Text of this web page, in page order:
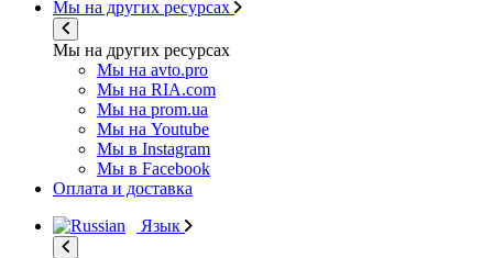
Мы на других ресурсах
Мы на других ресурсах
Мы на avto.pro
Мы на RIA.com
Мы на prom.ua
Мы на Youtube
Мы в Instagram
Мы в Facebook
Оплата и доставка
Язык